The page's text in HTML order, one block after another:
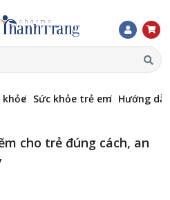
khỏe Sức khỏe trẻ em Hướng
cho trẻ đúng cách, an